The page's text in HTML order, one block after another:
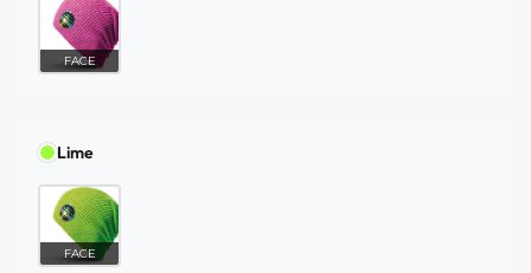
FACE
Lime
FACE